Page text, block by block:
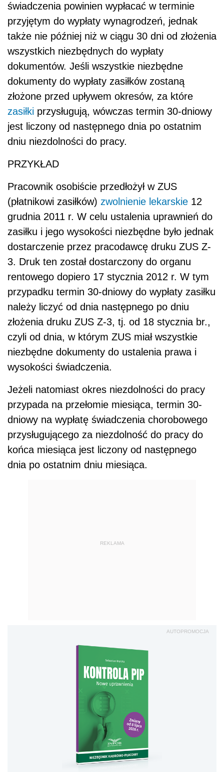
świadczenia powinien wypłacać w terminie
przyjętym do wypłaty wynagrodzeń, jednak
także nie później niż w ciągu 30 dni od złożenia
wszystkich niezbędnych do wypłaty
dokumentów. Jeśli wszystkie niezbędne
dokumenty do wypłaty zasiłków zostaną
złożone przed upływem okresów, za które
zasiłki przysługują, wówczas termin 30-dniowy
jest liczony od następnego dnia po ostatnim
dniu niezdolności do pracy.
PRZYKŁAD
Pracownik osobiście przedłożył w ZUS
(płatnikowi zasiłków) zwolnienie lekarskie 12
grudnia 2011 r. W celu ustalenia uprawnień do
zasiłku i jego wysokości niezbędne było jednak
dostarczenie przez pracodawcę druku ZUS Z-
3. Druk ten został dostarczony do organu
rentowego dopiero 17 stycznia 2012 r. W tym
przypadku termin 30-dniowy do wypłaty zasiłku
należy liczyć od dnia następnego po dniu
złożenia druku ZUS Z-3, tj. od 18 stycznia br.,
czyli od dnia, w którym ZUS miał wszystkie
niezbędne dokumenty do ustalenia prawa i
wysokości świadczenia.
Jeżeli natomiast okres niezdolności do pracy
przypada na przełomie miesiąca, termin 30-
dniowy na wypłatę świadczenia chorobowego
przysługującego za niezdolność do pracy do
końca miesiąca jest liczony od następnego
dnia po ostatnim dniu miesiąca.
REKLAMA
AUTOPROMOCJA